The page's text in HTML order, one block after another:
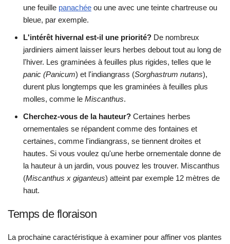
une feuille panachée ou une avec une teinte chartreuse ou
bleue, par exemple.
L'intérêt hivernal est-il une priorité? De nombreux
jardiniers aiment laisser leurs herbes debout tout au long de
l'hiver. Les graminées à feuilles plus rigides, telles que le
panic (Panicum) et l'indiangrass (Sorghastrum nutans),
durent plus longtemps que les graminées à feuilles plus
molles, comme le Miscanthus.
Cherchez-vous de la hauteur? Certaines herbes
ornementales se répandent comme des fontaines et
certaines, comme l'indiangrass, se tiennent droites et
hautes. Si vous voulez qu'une herbe ornementale donne de
la hauteur à un jardin, vous pouvez les trouver. Miscanthus
(Miscanthus x giganteus) atteint par exemple 12 mètres de
haut.
Temps de floraison
La prochaine caractéristique à examiner pour affiner vos plantes